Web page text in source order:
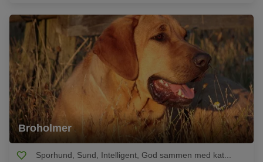
Broholmer
Sporhund, Sund, Intelligent, God sammen med kat...